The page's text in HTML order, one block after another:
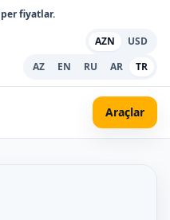
fiyatlar.
AZN
USD
AZ
EN RU AR TR
Araçlar